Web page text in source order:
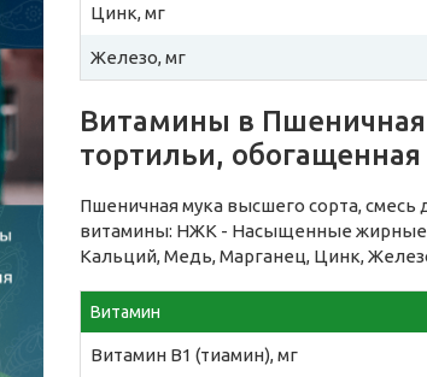
Цинк, мг
Железо, мг
Витамины в Пшеничная
тортильи, обогащенная
Пшеничная мука высшего сорта,
витамины: НЖК - Насыщенные жирные
Кальций, Медь, Марганец, Цинк,
Витамин
Витамин B1 (тиамин), мг